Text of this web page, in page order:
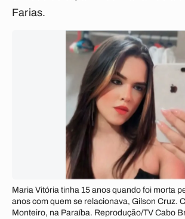
Farias.
Maria Vitória tinha 15 anos quando foi morta
anos com quem se relacionava, Gilson Cruz.
Monteiro, na Paraíba. Reprodução/TV Cabo